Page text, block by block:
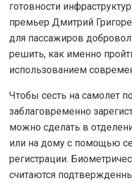
готовности
премьер Дмитрий
для пассажиров
решить, как именно
использованием
Чтобы сесть на самолет
заблаговременно
можно сделать в
или на дому с помощью
регистрации.
считаются